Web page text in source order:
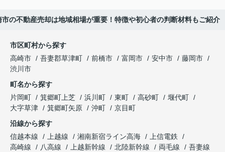
市の不動産売却は地域相場が重要！特徴や初心者の判断材料もご紹介
市区町村から探す
高崎市
吾妻郡草津町 前橋市 富岡市 安中市
藤岡市
渋川市
町名から探す
片岡町
箕郷町上芝 浜川町 東町 高砂町
堰代町
大字草津
箕郷町矢原 沖町
京目町
沿線から探す
信越本線
上越線 湘南新宿ライン高海
上信電鉄
高崎線
八高線 上越新幹線 北陸新幹線 両毛線
吾妻線